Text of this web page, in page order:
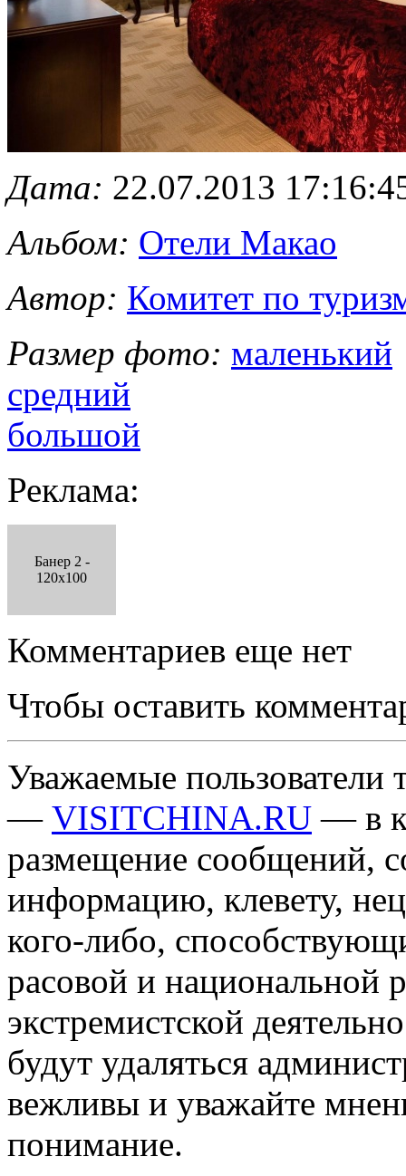
Дата: 22.07.2013
Альбом: Отели Макао
Автор: Комитет по
Размер фото: маленький
средний
большой
Реклама:
Банер 2 -
120x100
Комментариев еще нет
Чтобы оставить
Уважаемые пользователи
— VISITCHINA.RU — в
размещение сообщений,
информацию, клевету,
кого-либо,
расовой и национальной
экстремистской
будут удаляться
вежливы и уважайте
понимание.